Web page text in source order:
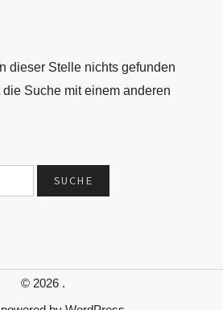
dieser Stelle nichts gefunden
Suche mit einem anderen
© 2026 .